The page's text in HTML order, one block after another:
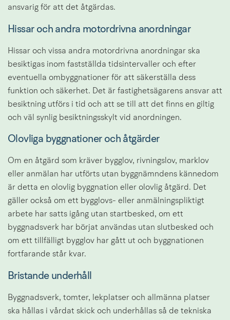
ansvarig för att det åtgärdas.
Hissar och andra motordrivna anordningar
Hissar och vissa andra motordrivna anordningar ska
besiktigas inom fastställda tidsintervaller och efter
eventuella ombyggnationer för att säkerställa dess
funktion och säkerhet. Det är fastighetsägarens ansvar att
besiktning utförs i tid och att se till att det finns en giltig
och väl synlig besiktningsskylt vid anordningen.
Olovliga byggnationer och åtgärder
Om en åtgärd som kräver bygglov, rivningslov, marklov
eller anmälan har utförts utan byggnämndens kännedom
är detta en olovlig byggnation eller olovlig åtgärd. Det
gäller också om ett bygglovs- eller anmälningspliktigt
arbete har satts igång utan startbesked, om ett
byggnadsverk har börjat användas utan slutbesked och
om ett tillfälligt bygglov har gått ut och byggnationen
fortfarande står kvar.
Bristande underhåll
Byggnadsverk, tomter, lekplatser och allmänna platser
ska hållas i vårdat skick och underhållas så de tekniska